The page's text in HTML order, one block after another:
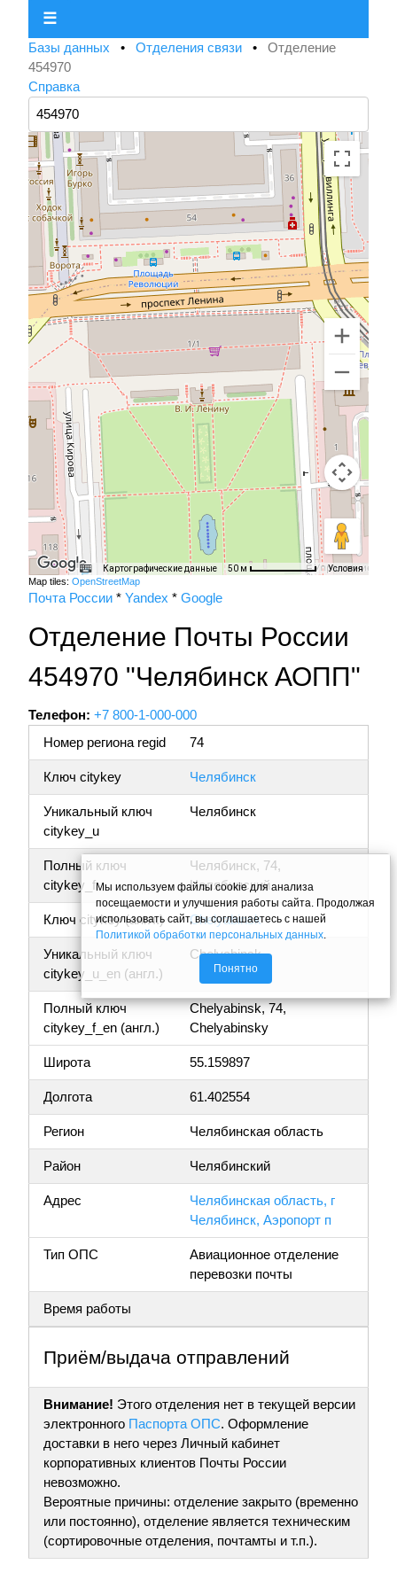
☰
Базы данных • Отделения связи • Отделение
454970
Справка
Картографические данные 50 м Условия
Map tiles: OpenStreetMap
Почта России * Yandex * Google
Отделение Почты России
454970 "Челябинск АОПП"
Телефон: +7 800-1-000-000
Номер региона regid
74
Ключ citykey Челябинск
Уникальный ключ
citykey_u
Челябинск
Полный ключ
citykey_f
Челябинск, 74,
Челябинский
Ключ citykey (англ.) Chelyabinsk
Уникальный ключ
citykey_u_en (англ.)
Chelyabinsk
Полный ключ
citykey_f_en (англ.)
Chelyabinsk, 74,
Chelyabinsky
Широта 55.159897
Долгота 61.402554
Регион Челябинская область
Район Челябинский
Адрес
Челябинская область, г
Челябинск, Аэропорт п
Тип ОПС
Авиационное отделение
перевозки почты
Время работы
Приём/выдача отправлений
Внимание! Этого отделения нет в текущей версии
электронного Паспорта ОПС. Оформление
доставки в него через Личный кабинет
корпоративных клиентов Почты России
невозможно.
Вероятные причины: отделение закрыто (временно
или постоянно), отделение является техническим
(сортировочные отделения, почтамты и т.п.).
Мы используем файлы cookie для анализа
посещаемости и улучшения работы сайта. Продолжая
использовать сайт, вы соглашаетесь с нашей
Политикой обработки персональных данных.
Понятно